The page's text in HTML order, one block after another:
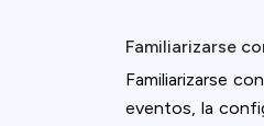
Familiarizarse
Familiarizarse
eventos, la